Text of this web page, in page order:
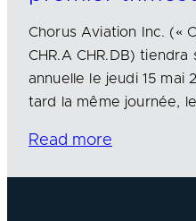
Chorus Aviation Inc. («
CHR.A CHR.DB)
annuelle le jeudi 15 mai
tard la même journée,
Read more